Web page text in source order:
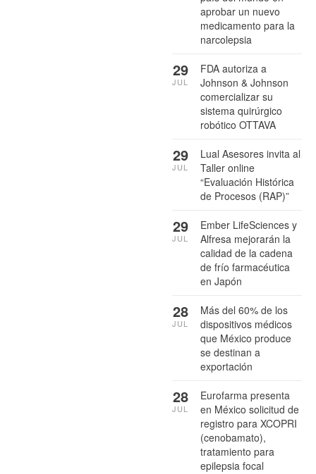
aprobar un nuevo
medicamento para la
narcolepsia
FDA autoriza a
Johnson & Johnson
comercializar su
sistema quirúrgico
robótico OTTAVA
29
JUL
Lual Asesores invita al
Taller online
“Evaluación Histórica
de Procesos (RAP)”
29
JUL
Ember LifeSciences y
Alfresa mejorarán la
calidad de la cadena
de frío farmacéutica
en Japón
29
JUL
Más del 60% de los
dispositivos médicos
que México produce
se destinan a
exportación
28
JUL
Eurofarma presenta
en México solicitud de
registro para XCOPRI
(cenobamato),
tratamiento para
epilepsia focal
28
JUL